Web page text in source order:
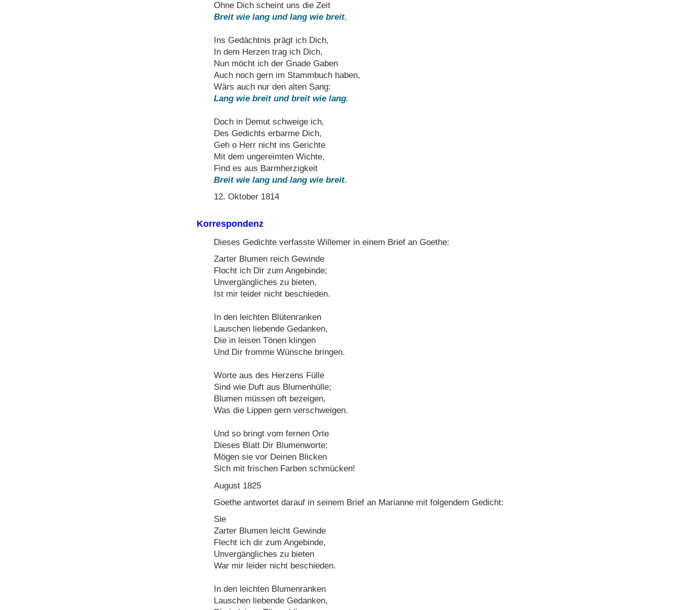
Ohne Dich scheint uns die Zeit
Breit wie lang und lang wie breit.
Ins Gedächtnis prägt ich Dich,
In dem Herzen trag ich Dich,
Nun möcht ich der Gnade Gaben
Auch noch gern im Stammbuch haben,
Wärs auch nur den alten Sang:
Lang wie breit und breit wie lang.
Doch in Demut schweige ich,
Des Gedichts erbarme Dich,
Geh o Herr nicht ins Gerichte
Mit dem ungereimten Wichte,
Find es aus Barmherzigkeit
Breit wie lang und lang wie breit.
12. Oktober 1814
Korrespondenz
Dieses Gedichte verfasste Willemer in einem Brief an Goethe:
Zarter Blumen reich Gewinde
Flocht ich Dir zum Angebinde;
Unvergängliches zu bieten,
Ist mir leider nicht beschieden.
In den leichten Blütenranken
Lauschen liebende Gedanken,
Die in leisen Tönen klingen
Und Dir fromme Wünsche bringen.
Worte aus des Herzens Fülle
Sind wie Duft aus Blumenhülle;
Blumen müssen oft bezeigen,
Was die Lippen gern verschweigen.
Und so bringt vom fernen Orte
Dieses Blatt Dir Blumenworte;
Mögen sie vor Deinen Blicken
Sich mit frischen Farben schmücken!
August 1825
Goethe antwortet darauf in seinem Brief an Marianne mit folgendem Gedicht:
Sie
Zarter Blumen leicht Gewinde
Flecht ich dir zum Angebinde,
Unvergängliches zu bieten
War mir leider nicht beschieden.
In den leichten Blumenranken
Lauschen liebende Gedanken,